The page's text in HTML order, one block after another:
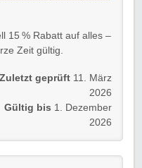
15 % Rabatt auf alles –
Zeit gültig.
Shop
Zuletzt geprüft 11. März
2026
Gültig bis 1. Dezember
2026